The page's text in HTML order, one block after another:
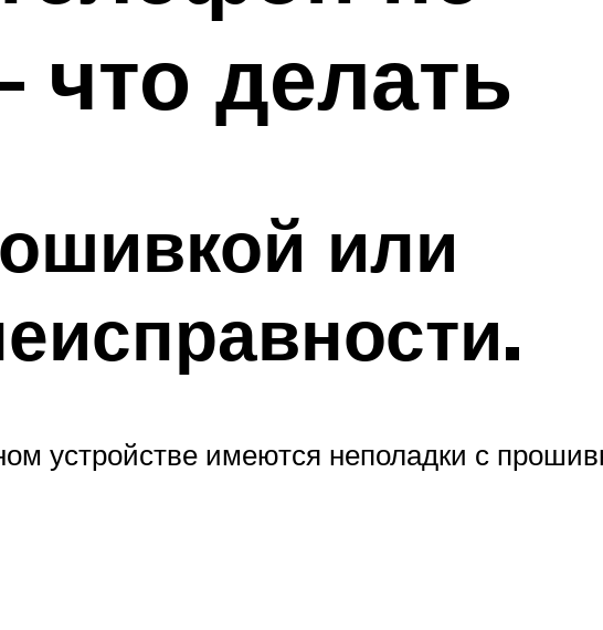
что делать
или
устройстве имеются неполадки с